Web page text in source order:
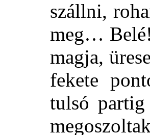
szállni,
meg…
magja,
fekete
tulsó